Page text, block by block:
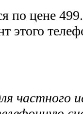
по цене
этого
частного